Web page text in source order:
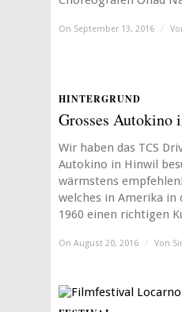
On September 13, 2016 /
HINTERGRUND
Grosses Autokino
Wir haben das TCS
Autokino in Hinwil
wärmstens
welches in Amerika in
1960 einen richtigen
On August 20, 2016 / Von